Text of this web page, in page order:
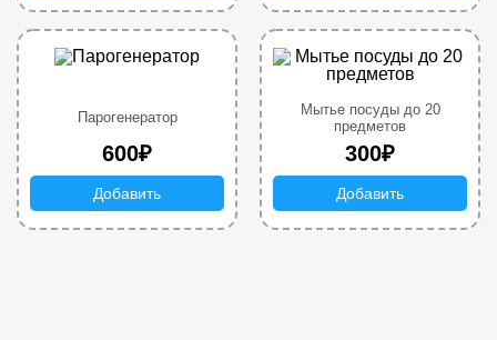
Парогенератор
600₽
Добавить
Мытье посуды до 20
предметов
300₽
Добавить